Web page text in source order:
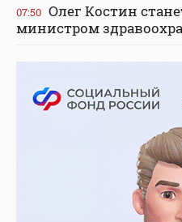
07:50 Олег Костин
министром